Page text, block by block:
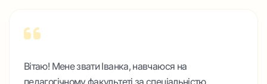
Вітаю! Мене звати Іванка, навчаюся на
педагогічному факультеті за спеціальністю